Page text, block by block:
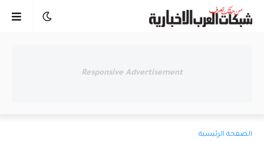
Responsive Advertisement
الصفحة الرئيسية